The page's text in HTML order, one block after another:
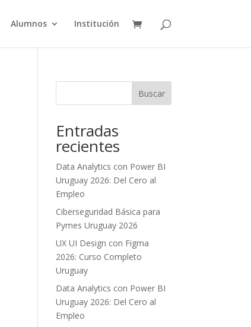
Alumnos Institución
Buscar
Entradas
recientes
Data Analytics con Power BI
Uruguay 2026: Del Cero al
Empleo
Ciberseguridad Básica para
Pymes Uruguay 2026
UX UI Design con Figma
2026: Curso Completo
Uruguay
Data Analytics con Power BI
Uruguay 2026: Del Cero al
Empleo